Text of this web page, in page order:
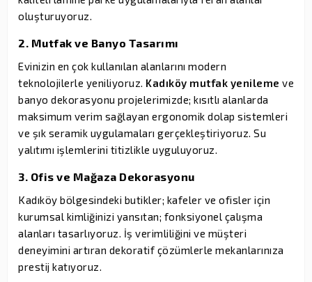
oluşturuyoruz.
2. Mutfak ve Banyo Tasarımı
Evinizin en çok kullanılan alanlarını modern
teknolojilerle yeniliyoruz. Kadıköy mutfak yenileme ve
banyo dekorasyonu projelerimizde; kısıtlı alanlarda
maksimum verim sağlayan ergonomik dolap sistemleri
ve şık seramik uygulamaları gerçekleştiriyoruz. Su
yalıtımı işlemlerini titizlikle uyguluyoruz.
3. Ofis ve Mağaza Dekorasyonu
Kadıköy bölgesindeki butikler; kafeler ve ofisler için
kurumsal kimliğinizi yansıtan; fonksiyonel çalışma
alanları tasarlıyoruz. İş verimliliğini ve müşteri
deneyimini artıran dekoratif çözümlerle mekanlarınıza
prestij katıyoruz.